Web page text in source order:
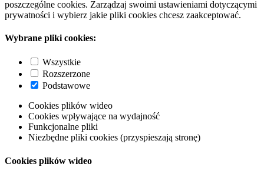
poszczególne cookies. Zarządzaj swoimi ustawieniami dotyczącymi
prywatności i wybierz jakie pliki cookies chcesz zaakceptować.
Wybrane pliki cookies:
Wszystkie
Rozszerzone
Podstawowe
Cookies plików wideo
Cookies wpływające na wydajność
Funkcjonalne pliki
Niezbędne pliki cookies (przyspieszają stronę)
Cookies plików wideo